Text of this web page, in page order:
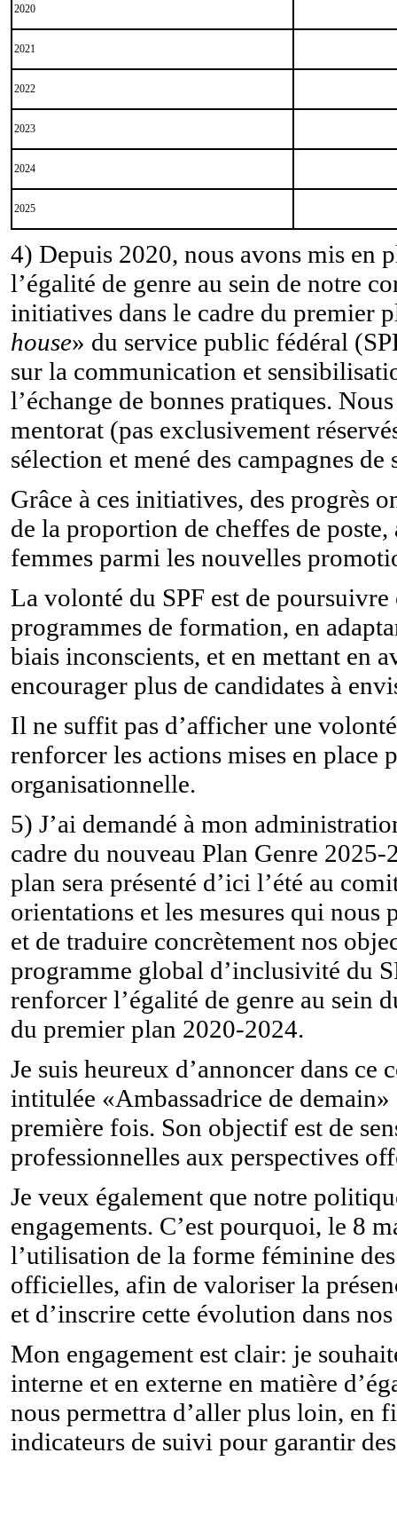
2020
2021
2022
2023
2024
2025
4) Depuis 2020, nous avons mis en
l’égalité de genre au sein de notre
initiatives dans le cadre du premier
house» du service public fédéral
sur la communication et
l’échange de bonnes pratiques.
mentorat (pas exclusivement
sélection et mené des campagnes
Grâce à ces initiatives, des progrès
de la proportion de cheffes de
femmes parmi les nouvelles
La volonté du SPF est de
programmes de formation, en
biais inconscients, et en mettant en
encourager plus de candidates à
Il ne suffit pas d’afficher une
renforcer les actions mises en
organisationnelle.
5) J’ai demandé à mon
cadre du nouveau Plan Genre
plan sera présenté d’ici l’été au
orientations et les mesures qui
et de traduire concrètement nos
programme global d’inclusivité du
renforcer l’égalité de genre au sein
du premier plan 2020-2024.
Je suis heureux d’annoncer dans ce
intitulée «Ambassadrice de
première fois. Son objectif est de
professionnelles aux perspectives
Je veux également que notre
engagements. C’est pourquoi, le 8
l’utilisation de la forme féminine
officielles, afin de valoriser la
et d’inscrire cette évolution dans
Mon engagement est clair: je
interne et en externe en matière
nous permettra d’aller plus loin, en
indicateurs de suivi pour garantir